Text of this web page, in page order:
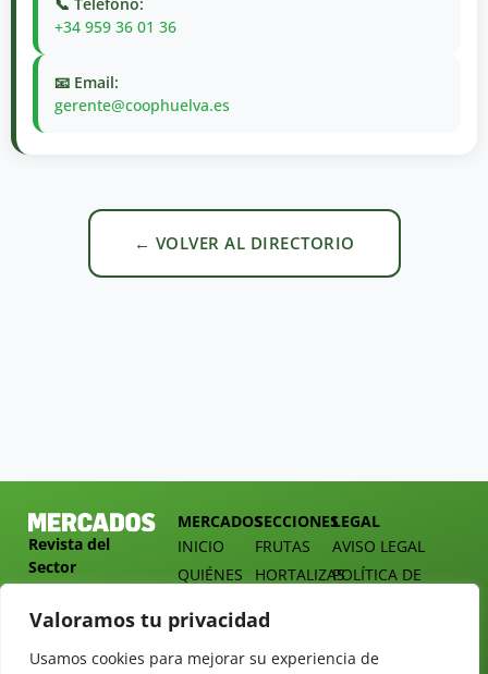
Valoramos tu privacidad
Usamos cookies para mejorar su experiencia de
📞 Teléfono:
+34 959 36 01 36
📧 Email:
gerente@coophuelva.es
← VOLVER AL DIRECTORIO
Revista del
Sector
Hortofrutícola
Presidente
MERCADOS
INICIO
QUIÉNES
DOSSIER
TARIFAS
SECCIONES
FRUTAS
HORTALIZAS
MERCADOS
ALIMENTACIÓN
LEGAL
AVISO LEGAL
POLÍTICA DE